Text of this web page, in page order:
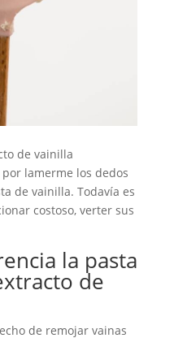
de vainilla
lamerme los dedos
de vainilla. Todavía es
costoso, verter sus
la pasta
de
de remojar vainas